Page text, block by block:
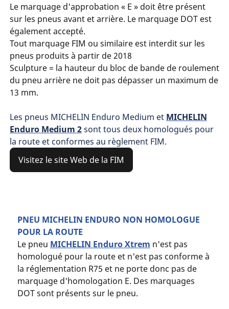
Le marquage d'approbation « E » doit être présent
sur les pneus avant et arrière. Le marquage DOT est
également accepté.
Tout marquage FIM ou similaire est interdit sur les
pneus produits à partir de 2018
Sculpture = la hauteur du bloc de bande de roulement
du pneu arrière ne doit pas dépasser un maximum de
13 mm.
Les pneus MICHELIN Enduro Medium et MICHELIN
Enduro Medium 2sont tous deux homologués pour
la route et conformes au règlement FIM.
Visitez le site Web de la FIM
PNEU MICHELIN ENDURO NON HOMOLOGUE
POUR LA ROUTE
Le pneu MICHELIN Enduro Xtrem n'est pas
homologué pour la route et n'est pas conforme à
la réglementation R75 et ne porte donc pas de
marquage d'homologation E. Des marquages ​​
DOT sont présents sur le pneu.